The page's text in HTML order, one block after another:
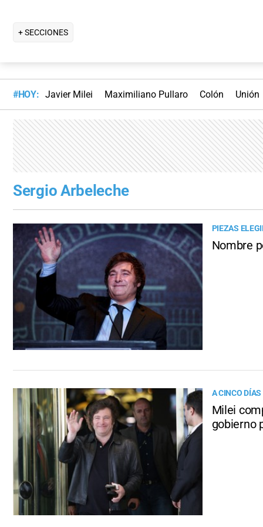
+ SECCIONES
#HOY: Javier Milei Maximiliano Pullaro Colón Unión
Sergio Arbeleche
PIEZAS
Nombre
A CINCO
Milei
gobierno